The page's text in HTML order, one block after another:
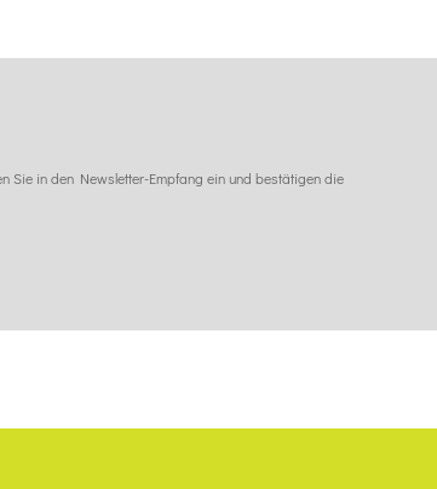
Sie in den Newsletter-Empfang ein und bestätigen die